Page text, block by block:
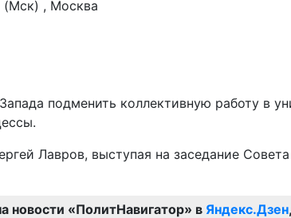
(Мск) , Москва
подменить коллективную работу
Лавров, выступая на заседание
новости «ПолитНавигатор» в Яндекс.Дзен,